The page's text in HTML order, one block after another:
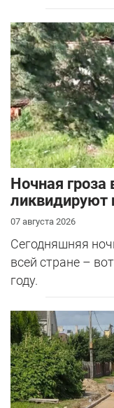
Ночная гроза
ликвидируют
07 августа 2026
Сегодняшняя
всей стране –
году.